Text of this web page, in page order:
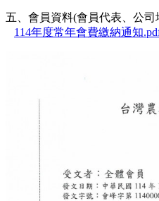
五、會員資料(會員代表、公
114年度常年會費繳納通知